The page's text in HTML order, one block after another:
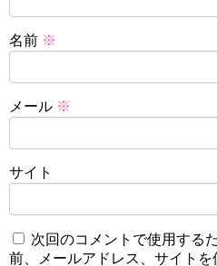
名前 ※
メール ※
サイト
次回のコメントで使用する
前、メールアドレス、サイトを